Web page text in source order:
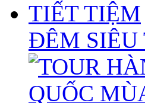
ĐÊM SIÊU